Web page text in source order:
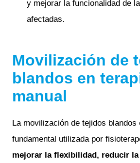
y mejorar la funcionalidad de
afectadas.
Movilización de
blandos en
manual
La movilización de tejidos blandos
fundamental utilizada por
mejorar la flexibilidad, reducir